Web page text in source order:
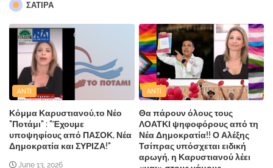
ΣΑΤΙΡΑ
ANTI
Κόμμα Καρυστιανού,το Νέο
"Ποτάμι" : "Έχουμε
υποψηφίους από ΠΑΣΟΚ, Νέα
Δημοκρατία και ΣΥΡΙΖΑ!"
June 13, 2026
ANTI
Θα πάρουν όλους τους
ΛΟΑΤΚΙ ψηφοφόρους από τη
Νέα Δημοκρατία!! Ο Αλέξης
Τσίπρας υπόσχεται ειδική
αρωγή, η Καρυστιανού λέει